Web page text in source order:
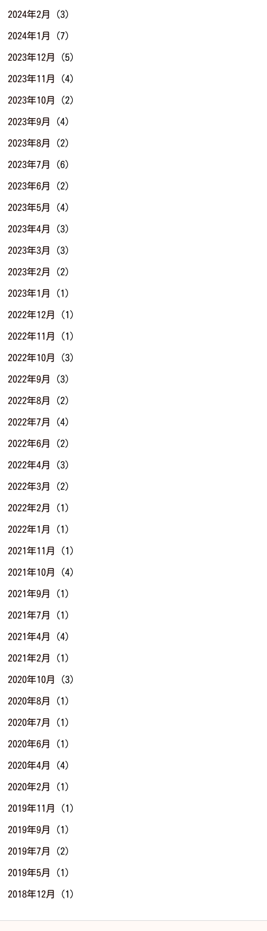
2024年2月 (3)
2024年1月 (7)
2023年12月 (5)
2023年11月 (4)
2023年10月 (2)
2023年9月 (4)
2023年8月 (2)
2023年7月 (6)
2023年6月 (2)
2023年5月 (4)
2023年4月 (3)
2023年3月 (3)
2023年2月 (2)
2023年1月 (1)
2022年12月 (1)
2022年11月 (1)
2022年10月 (3)
2022年9月 (3)
2022年8月 (2)
2022年7月 (4)
2022年6月 (2)
2022年4月 (3)
2022年3月 (2)
2022年2月 (1)
2022年1月 (1)
2021年11月 (1)
2021年10月 (4)
2021年9月 (1)
2021年7月 (1)
2021年4月 (4)
2021年2月 (1)
2020年10月 (3)
2020年8月 (1)
2020年7月 (1)
2020年6月 (1)
2020年4月 (4)
2020年2月 (1)
2019年11月 (1)
2019年9月 (1)
2019年7月 (2)
2019年5月 (1)
2018年12月 (1)